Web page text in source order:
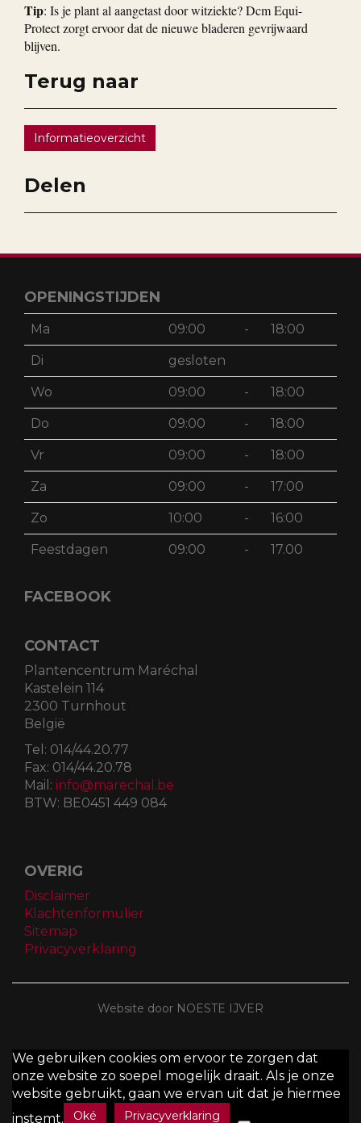
Tip: Is je plant al aangetast door witziekte? Dcm Equi-
Protect zorgt ervoor dat de nieuwe bladeren gevrijwaard
blijven.
Terug naar
Informatieoverzicht
Delen
OPENINGSTIJDEN
Ma 09:00 - 18:00
Di gesloten
Wo 09:00 - 18:00
Do 09:00 - 18:00
Vr 09:00 - 18:00
Za 09:00 - 17:00
Zo 10:00 - 16:00
Feestdagen 09:00 - 17.00
FACEBOOK
CONTACT
Plantencentrum Maréchal
Kastelein 114
2300 Turnhout
België
Tel: 014/44.20.77
Fax: 014/44.20.78
Mail: info@marechal.be
BTW: BE0451 449 084
OVERIG
Disclaimer
Klachtenformulier
Sitemap
Privacyverklaring
Website door NOESTE IJVER
We gebruiken cookies om ervoor te zorgen dat
onze website zo soepel mogelijk draait. Als je onze
website gebruikt, gaan we ervan uit dat je hiermee
instemt.
Oké Privacyverklaring